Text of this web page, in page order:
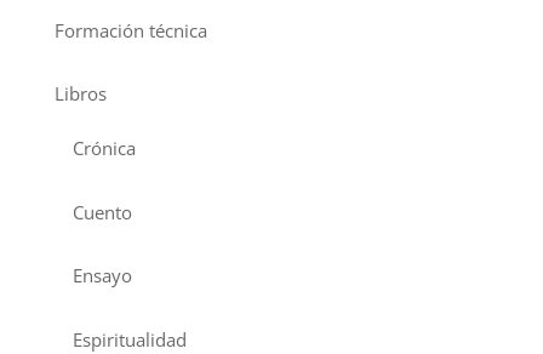
Formación técnica
Libros
Crónica
Cuento
Ensayo
Espiritualidad